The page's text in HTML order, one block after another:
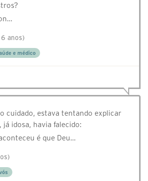
anos)
e médico
cuidado, estava tentando explicar
já idosa, havia falecido:
é que Deu…